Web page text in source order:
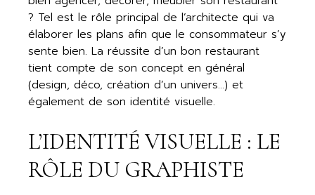
? Tel est le rôle principal de l’architecte qui va
élaborer les plans afin que le consommateur s’y
sente bien. La réussite d’un bon restaurant
tient compte de son concept en général
(design, déco, création d’un univers…) et
également de son identité visuelle.
L’IDENTITÉ VISUELLE : LE
RÔLE DU GRAPHISTE